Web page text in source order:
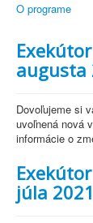
O programe
augusta
Dovoľujeme si
uvoľnená nová
informácie o
júla 2021